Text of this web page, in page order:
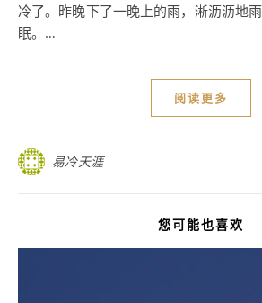
冷了。昨晚下了一晚上的雨，淅沥沥地
眠。…
阅读更多
易冷天涯
您可能也喜欢